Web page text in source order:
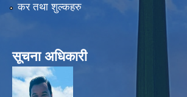
कर तथा शुल्कहरु
सूचना अधिकारी